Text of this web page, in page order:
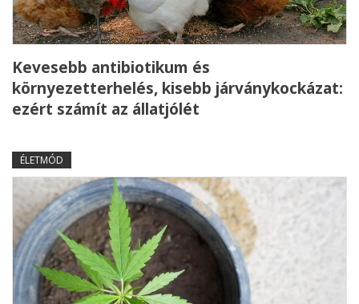
Kevesebb antibiotikum és
környezetterhelés, kisebb járványkockázat:
ezért számít az állatjólét
ÉLETMÓD